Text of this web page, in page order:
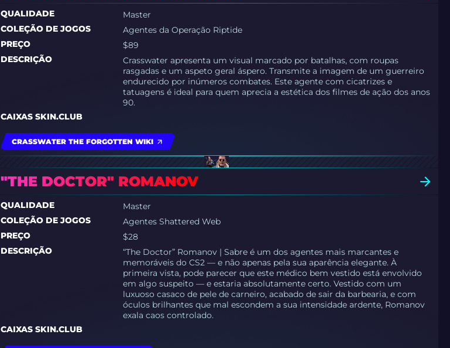
QUALIDADE
Master
COLEÇÃO DE JOGOS
Agentes da Operação Riptide
PREÇO
$89
DESCRIÇÃO
Crasswater apresenta um visual marcado por batalhas, com roupas
rasgadas e um aspeto geral áspero. Transmite a imagem de um guerreiro
endurecido por inúmeros combates. Este agente com cicatrizes e
tatuagens é ideal para quem aprecia a estética dos filmes de ação dos anos
90.
CAIXAS SKIN.CLUB
CRASSWATER THE FORGOTTEN WIKI
"THE DOCTOR" ROMANOV
QUALIDADE
Master
COLEÇÃO DE JOGOS
Agentes Shattered Web
PREÇO
$28
DESCRIÇÃO
“The Doctor” Romanov | Sabre é um dos agentes mais marcantes e
memoráveis do CS2 — e não apenas pela sua aparência elegante. À
primeira vista, pode parecer que este médico bem vestido está envolvido
em algo suspeito — e estaria absolutamente certo. Vestido com um
luxuoso casaco de pele de carneiro, acabado de sair da barbearia, e com
óculos brilhantes que mal escondem a sua intensidade ardente, Romanov
exala caos controlado.
CAIXAS SKIN.CLUB